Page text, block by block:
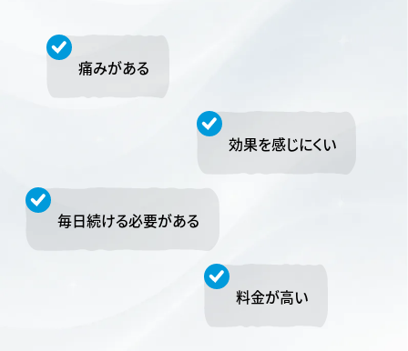
痛みがある
効果を感じにくい
毎日続ける必要がある
料金が高い